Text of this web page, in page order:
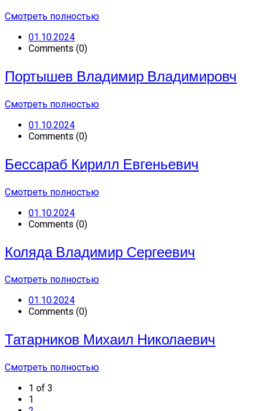
Смотреть полностью
01.10.2024
Comments (0)
Портышев Владимир Владимировч
Смотреть полностью
01.10.2024
Comments (0)
Бессараб Кирилл Евгеньевич
Смотреть полностью
01.10.2024
Comments (0)
Коляда Владимир Сергеевич
Смотреть полностью
01.10.2024
Comments (0)
Татарников Михаил Николаевич
Смотреть полностью
1 of 3
1